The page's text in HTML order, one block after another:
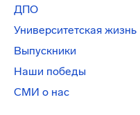
ДПО
Университетская жизнь
Выпускники
Наши победы
СМИ о нас